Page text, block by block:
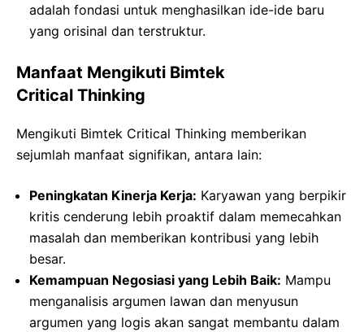
adalah fondasi untuk menghasilkan ide-ide baru
yang orisinal dan terstruktur.
Manfaat Mengikuti Bimtek
Critical Thinking
Mengikuti Bimtek Critical Thinking memberikan
sejumlah manfaat signifikan, antara lain:
Peningkatan Kinerja Kerja: Karyawan yang berpikir
kritis cenderung lebih proaktif dalam memecahkan
masalah dan memberikan kontribusi yang lebih
besar.
Kemampuan Negosiasi yang Lebih Baik: Mampu
menganalisis argumen lawan dan menyusun
argumen yang logis akan sangat membantu dalam